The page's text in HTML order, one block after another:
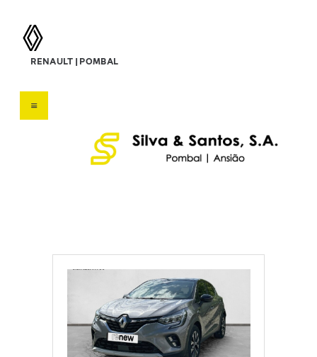
RENAULT | POMBALConcessionário Renault
HOME